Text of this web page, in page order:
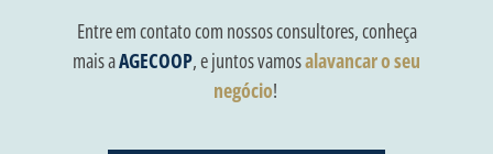
Entre em contato com nossos consultores, conheça
mais aAGECOOP, e juntos vamosalavancar o seu
negócio!